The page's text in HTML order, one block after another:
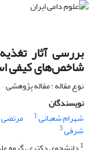
شاخص‌های کیفی
نوع مقاله : مقاله پژوهشی
نویسندگان
شهرام شعبانی1
شرفی3
1